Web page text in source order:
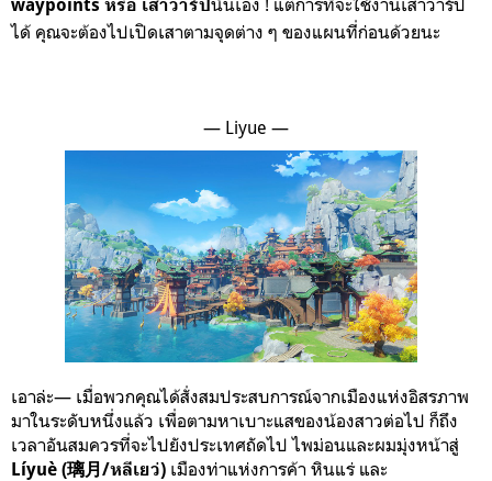
waypoints หรือ เสาวาร์ปนั่นเอง ! แต่การที่จะใช้งานเสาวาร์ป
ได้ คุณจะต้องไปเปิดเสาตามจุดต่าง ๆ ของแผนที่ก่อนด้วยนะ
— Liyue —
เอาล่ะ— เมื่อพวกคุณได้สั่งสมประสบการณ์จากเมืองแห่งอิสรภาพ
มาในระดับหนึ่งแล้ว เพื่อตามหาเบาะแสของน้องสาวต่อไป ก็ถึง
เวลาอันสมควรที่จะไปยังประเทศถัดไป ไพม่อนและผมมุ่งหน้าสู่
Líyuè (璃月/หลีเยว่) เมืองท่าแห่งการค้า หินแร่ และ